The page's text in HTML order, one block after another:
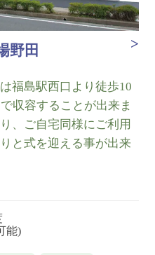
野田
福島駅西口より徒歩10
収容することが出来ま
、ご自宅同様にご利用
と式を迎える事が出来
能)